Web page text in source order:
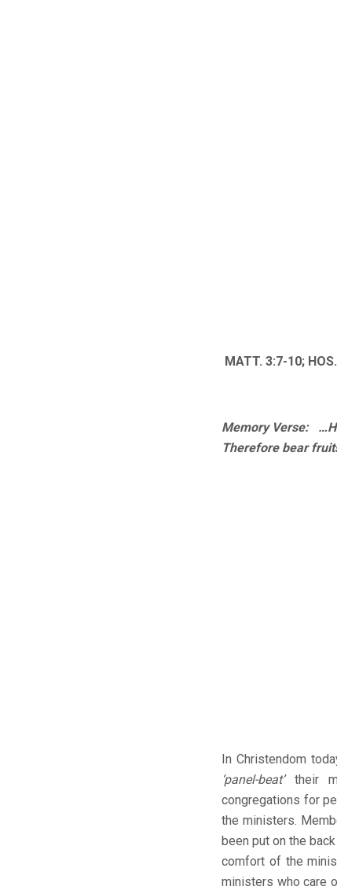
MATT. 3:7-10;
Memory Verse:
Therefore bear
In Christendom
‘panel-beat’ their
congregations for
the ministers.
been put on the
comfort of the
ministers who care